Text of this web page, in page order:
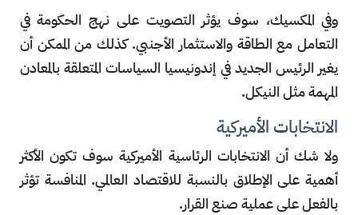
وفي المكسيك، سوف يؤثر التصويت على نهج الحكومة في
التعامل مع الطاقة والاستثمار الأجنبي. كذلك من الممكن أن
يغير الرئيس الجديد في إندونيسيا السياسات المتعلقة بالمعادن
المهمة مثل النيكل.
الانتخابات الأميركية
ولا شك أن الانتخابات الرئاسية الأميركية سوف تكون الأكثر
أهمية على الإطلاق بالنسبة للاقتصاد العالمي. المنافسة تؤثر
بالفعل على عملية صنع القرار.